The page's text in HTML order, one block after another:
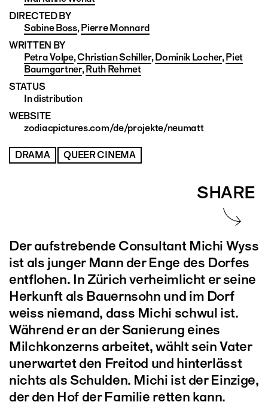
DIRECTED BY
Sabine Boss,Pierre Monnard
WRITTEN BY
Petra Volpe,Christian Schiller,Dominik Locher,Piet
Baumgartner,Ruth Rehmet
STATUS
In distribution
WEBSITE
zodiacpictures.com/de/projekte/neumatt
DRAMA QUEER CINEMA
SHARE
Der aufstrebende Consultant Michi Wyss
ist als junger Mann der Enge des Dorfes
entflohen. In Zürich verheimlicht er seine
Herkunft als Bauernsohn und im Dorf
weiss niemand, dass Michi schwul ist.
Während er an der Sanierung eines
Milchkonzerns arbeitet, wählt sein Vater
unerwartet den Freitod und hinterlässt
nichts als Schulden. Michi ist der Einzige,
der den Hof der Familie retten kann.